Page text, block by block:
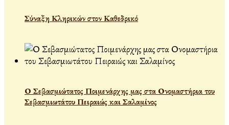
Σύναξη Κληρικών στον Καθεδρικό
Ο Σεβασμιώτατος Ποιμενάρχης μας στα Ονομαστήρια του
Σεβασμιωτάτου Πειραιώς και Σαλαμίνος